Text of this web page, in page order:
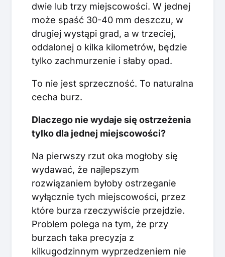
dwie lub trzy miejscowości. W jednej
może spaść 30-40 mm deszczu, w
drugiej wystąpi grad, a w trzeciej,
oddalonej o kilka kilometrów, będzie
tylko zachmurzenie i słaby opad.
To nie jest sprzeczność. To naturalna
cecha burz.
Dlaczego nie wydaje się ostrzeżenia
tylko dla jednej miejscowości?
Na pierwszy rzut oka mogłoby się
wydawać, że najlepszym
rozwiązaniem byłoby ostrzeganie
wyłącznie tych miejscowości, przez
które burza rzeczywiście przejdzie.
Problem polega na tym, że przy
burzach taka precyzja z
kilkugodzinnym wyprzedzeniem nie